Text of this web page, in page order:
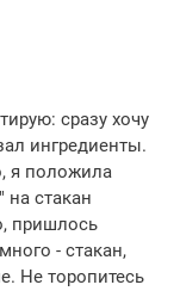
сразу хочу
ингредиенты.
я положила
стакан
пришлось
- стакан,
Не торопитесь